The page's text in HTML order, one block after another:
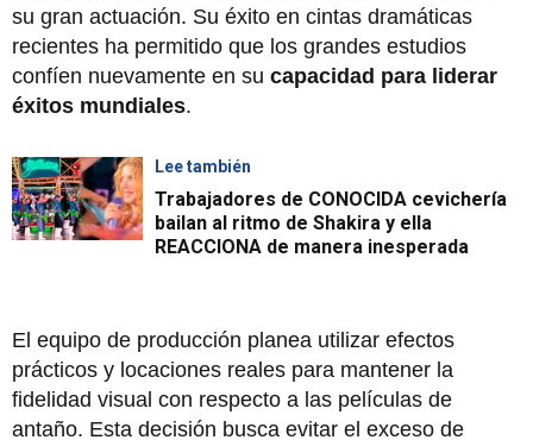
su gran actuación. Su éxito en cintas dramáticas
recientes ha permitido que los grandes estudios
confíen nuevamente en su capacidad para liderar
éxitos mundiales.
Lee también
Trabajadores de CONOCIDA cevichería
bailan al ritmo de Shakira y ella
REACCIONA de manera inesperada
El equipo de producción planea utilizar efectos
prácticos y locaciones reales para mantener la
fidelidad visual con respecto a las películas de
antaño. Esta decisión busca evitar el exceso de